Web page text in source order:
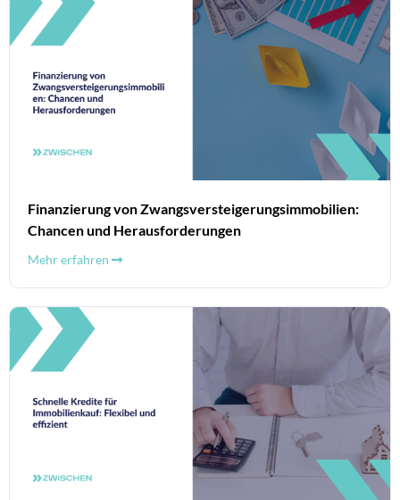
Finanzierung von Zwangsversteigerungsimmobilien:
Chancen und Herausforderungen
Mehr erfahren